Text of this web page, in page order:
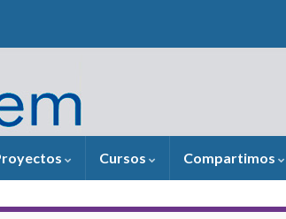
Cursos Compartimos